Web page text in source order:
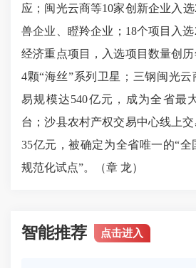
应；闽光云商等10家创新企业入
兽企业 、瞪羚企业；18个项目入
经济重点项目，入选项目数量创
4颗“海丝”系列卫星；三钢闽光云
易规模达540亿元，成为全省最
台；沙县农村产权交易中心线上
35亿元，被确定为全省唯一的“
规范化试点”。（章 龙）
智能推荐 点击进入